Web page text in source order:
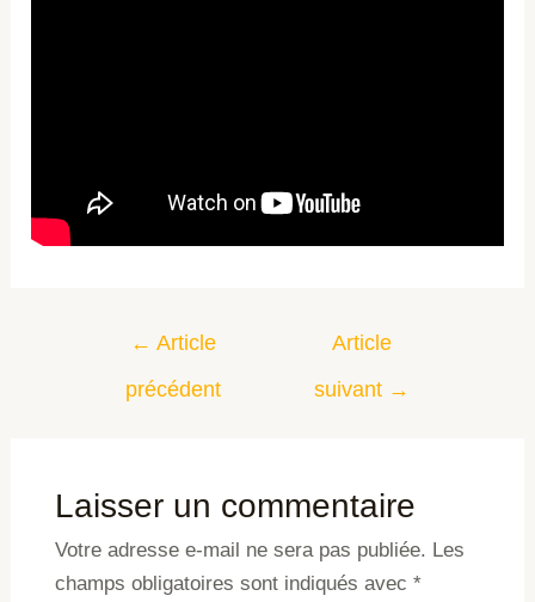
← Article
précédent
Article
suivant →
Laisser un commentaire
Votre adresse e-mail ne sera pas publiée. Les
champs obligatoires sont indiqués avec *